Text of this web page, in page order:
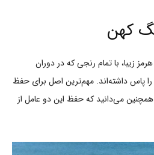
کهن
زیبا، با تمام رنجی که در دوران
پاس داشته‌اند. مهم‌ترین اصل برای حفظ
می‌دانید که حفظ این دو عامل از